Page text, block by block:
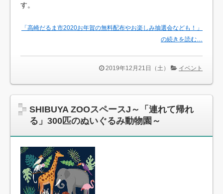
す。
「高崎だるま市2020お年賀の無料配布やお楽しみ抽選会なども！」
の続きを読む…
2019年12月21日（土） イベント
SHIBUYA ZOOスペースJ～「連れて帰れ
る」300匹のぬいぐるみ動物園～